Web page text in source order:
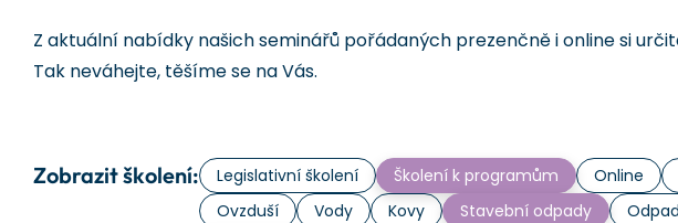
Z aktuální nabídky našich seminářů pořádaných prezenčně i online si
Tak neváhejte, těšíme se na Vás.
Zobrazit školení: Legislativní školení Školení k programům Online
Ovzduší
Vody Kovy Stavební odpady